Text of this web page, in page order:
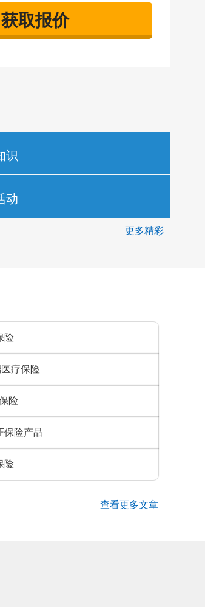
获取报价
识
动
更多精彩
险
疗保险
险
保险产品
险
查看更多文章